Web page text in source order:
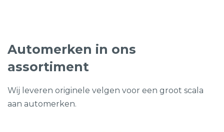
Automerken in ons
assortiment
Wij leveren originele velgen voor een groot scala
aan automerken.